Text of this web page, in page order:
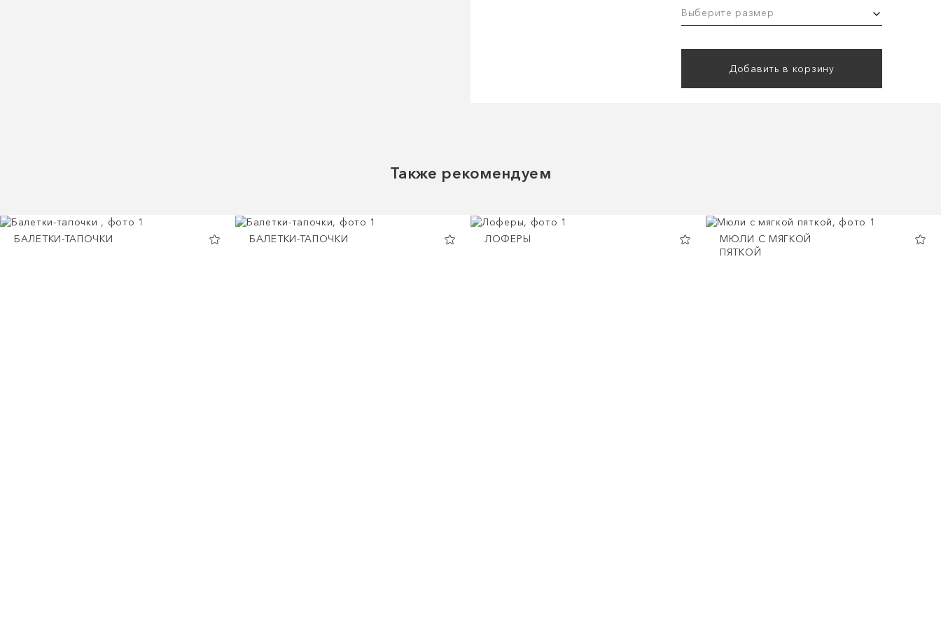
Выберите размер
Добавить в корзину
Также рекомендуем
БАЛЕТКИ-ТАПОЧКИ БАЛЕТКИ-ТАПОЧКИ ЛОФЕРЫ
МЮЛИ С МЯГКОЙ
ПЯТКОЙ